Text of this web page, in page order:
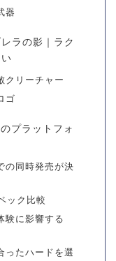
器
ラの影｜ラク
クリーチャー
ゴ
プラットフォ
の同時発売が決
ック比較
験に影響する
ったハードを選